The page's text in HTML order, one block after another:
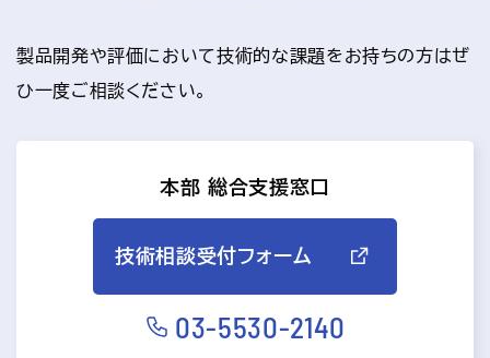
製品開発や評価において技術的な課題をお持ちの方はぜ
ひ一度ご相談ください。
本部 総合支援窓口
技術相談受付フォーム
03-5530-2140